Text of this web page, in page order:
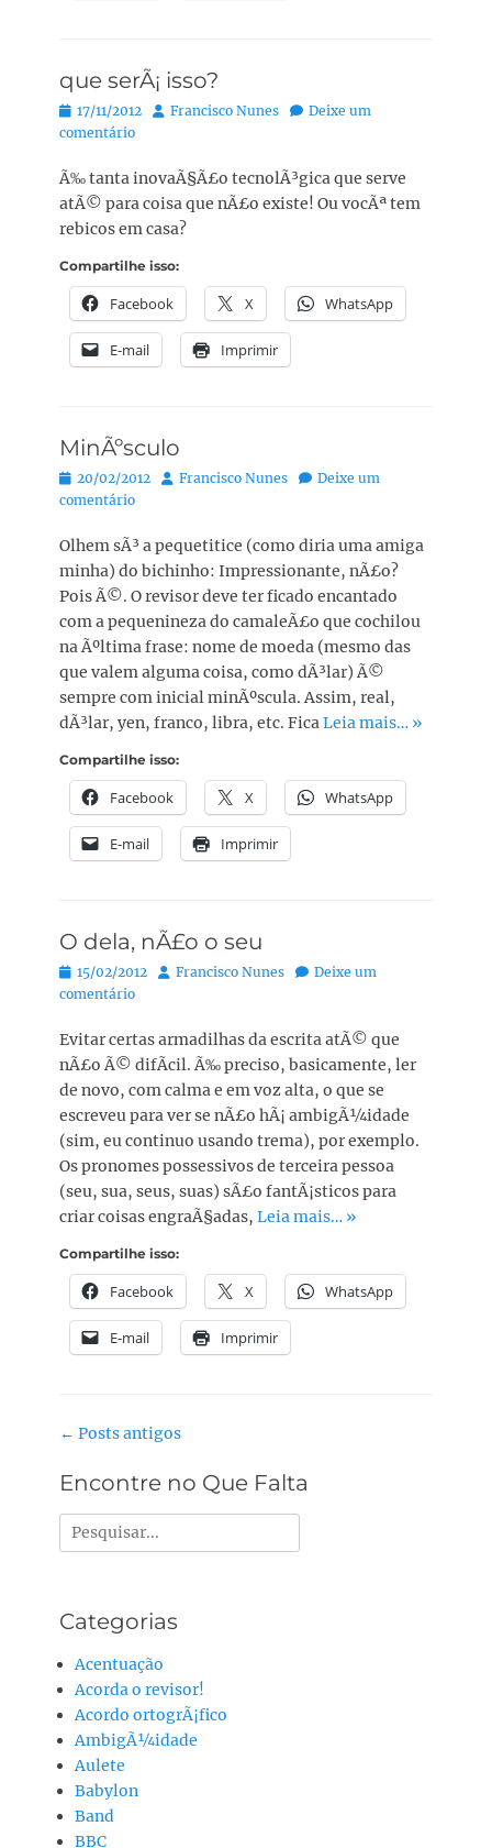
que serÃ¡ isso?
Posted
on
17/11/2012 Autor:
Francisco Nunes
Deixe um
comentário
Ã‰ tanta inovaÃ§Ã£o tecnolÃ³gica que serve
atÃ© para coisa que nÃ£o existe! Ou vocÃª tem
rebicos em casa?
Compartilhe isso:
Facebook X WhatsApp
E-mail Imprimir
MinÃºsculo
Posted
on
20/02/2012 Autor:
Francisco Nunes
Deixe um
comentário
Olhem sÃ³ a pequetitice (como diria uma amiga
minha) do bichinho: Impressionante, nÃ£o?
Pois Ã©. O revisor deve ter ficado encantado
com a pequenineza do camaleÃ£o que cochilou
na Ãºltima frase: nome de moeda (mesmo das
que valem alguma coisa, como dÃ³lar) Ã©
sempre com inicial minÃºscula. Assim, real,
dÃ³lar, yen, franco, libra, etc. FicaLeia mais… »
Compartilhe isso:
Facebook X WhatsApp
E-mail Imprimir
O dela, nÃ£o o seu
Posted
on
15/02/2012 Autor:
Francisco Nunes
Deixe um
comentário
Evitar certas armadilhas da escrita atÃ© que
nÃ£o Ã© difÃ­cil. Ã‰ preciso, basicamente, ler
de novo, com calma e em voz alta, o que se
escreveu para ver se nÃ£o hÃ¡ ambigÃ¼idade
(sim, eu continuo usando trema), por exemplo.
Os pronomes possessivos de terceira pessoa
(seu, sua, seus, suas) sÃ£o fantÃ¡sticos para
criar coisas engraÃ§adas, Leia mais… »
Compartilhe isso:
Facebook X WhatsApp
E-mail Imprimir
Navegação
post
← Posts antigos
Encontre no Que Falta
Pesquisar
por:
Categorias
Acentuação
Acorda o revisor!
Acordo ortogrÃ¡fico
AmbigÃ¼idade
Aulete
Babylon
Band
BBC